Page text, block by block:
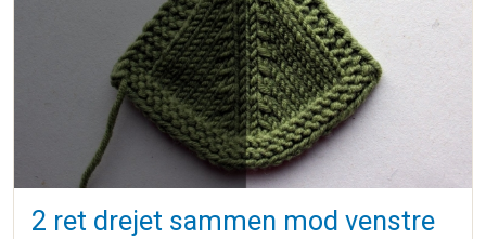
2 ret drejet sammen mod venstre